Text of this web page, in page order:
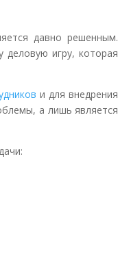
давно решенным.
игру, которая
и для внедрения
а лишь является